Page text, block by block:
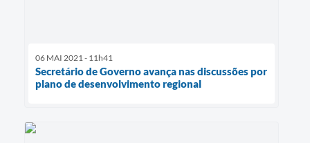
06 MAI 2021 - 11h41
Secretário de Governo avança nas discussões por
plano de desenvolvimento regional